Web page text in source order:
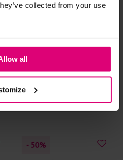
collected from your use
all
Beaumont
Pantalon double jersey
- 50%